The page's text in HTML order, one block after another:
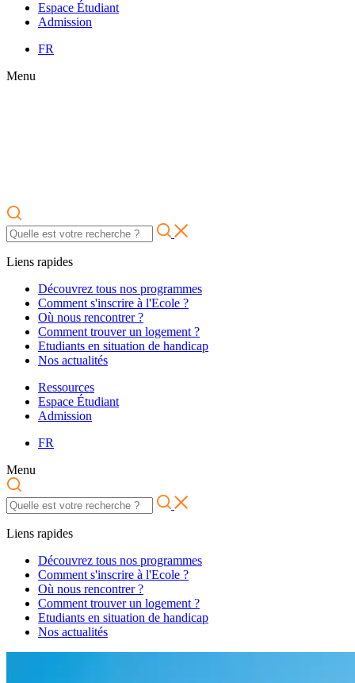
Espace Étudiant
Admission
FR
Menu
Liens rapides
Découvrez tous nos programmes
Comment s'inscrire à l'Ecole ?
Où nous rencontrer ?
Comment trouver un logement ?
Etudiants en situation de handicap
Nos actualités
Ressources
Espace Étudiant
Admission
FR
Menu
Liens rapides
Découvrez tous nos programmes
Comment s'inscrire à l'Ecole ?
Où nous rencontrer ?
Comment trouver un logement ?
Etudiants en situation de handicap
Nos actualités